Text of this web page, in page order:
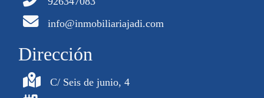
info@inmobiliariajadi.com
Dirección
C/ Seis de junio, 4